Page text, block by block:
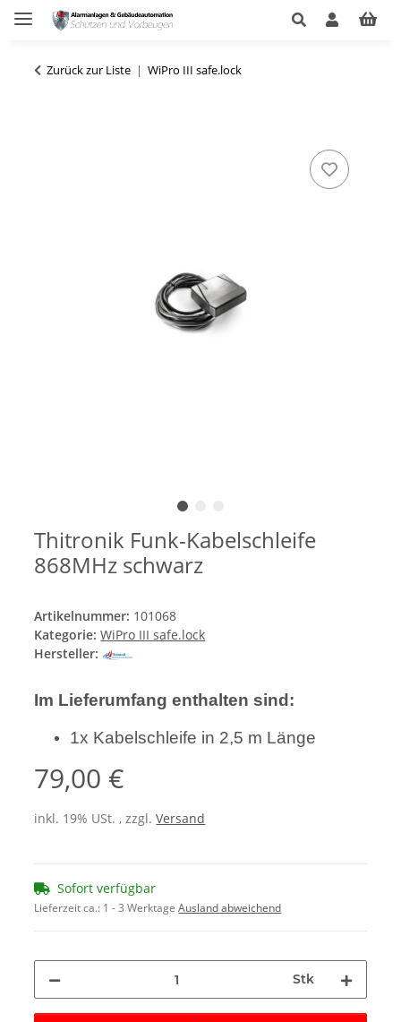
Zurück zur Liste WiPro III safe.lock
Thitronik Funk-Kabelschleife
868MHz schwarz
Artikelnummer: 101068
Kategorie:WiPro III safe.lock
Hersteller:
Im Lieferumfang enthalten sind:
1x Kabelschleife in 2,5 m Länge
79,00 €
inkl. 19% USt. , zzgl.Versand
Sofort verfügbar
Lieferzeit ca.: 1 - 3 WerktageAusland abweichend
Stk